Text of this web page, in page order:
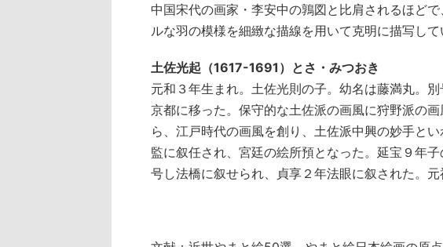
中国宋代の画家・李安中の鶉図と比肩されるほど
ルな羽の模様を細緻な描線を用いて克明に描写して
土佐光起（1617-1691）とさ・みつおき
元和３年生まれ。土佐光則の子。幼名は藤満丸。
京都に移った。保守的な土佐派の画風に狩野派の
ら、江戸時代の画風を創り、土佐派中興の妙手と
監に叙任され、宮廷の絵所預となった。延宝９年
号し法橋に叙せられ、貞享２年法眼に叙された。元